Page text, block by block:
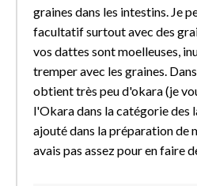
graines dans les intestins. Je
facultatif surtout avec des
vos dattes sont moelleuses,
tremper avec les graines.
obtient très peu d'okara (je
l'Okara dans la catégorie des
ajouté dans la préparation de
avais pas assez pour en faire